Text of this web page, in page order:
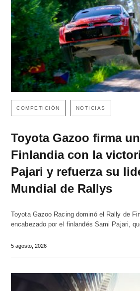
COMPETICIÓN NOTICIAS
Toyota Gazoo firma
Finlandia con la
Pajari y refuerza su
Mundial de Rallys
Toyota Gazoo Racing dominó el Rally de
encabezado por el finlandés Sami Pajari,
5 agosto, 2026